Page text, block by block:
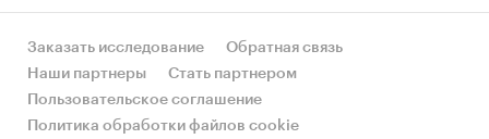
Заказать исследование
Обратная связь
Наши партнеры
Стать партнером
Пользовательское соглашение
Политика обработки файлов cookie